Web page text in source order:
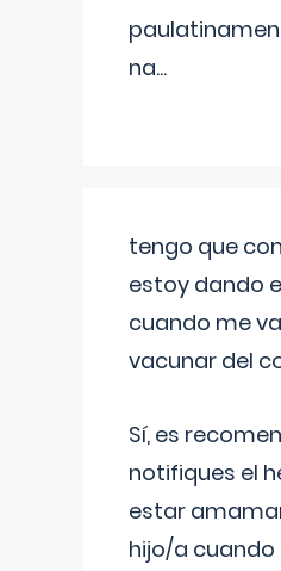
na...
tengo que
estoy dando
cuando me
vacunar del
Sí, es
notifiques el
estar
hijo/a